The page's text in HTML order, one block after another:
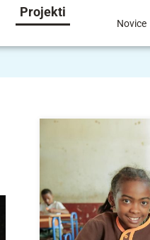
Projekti
Novice